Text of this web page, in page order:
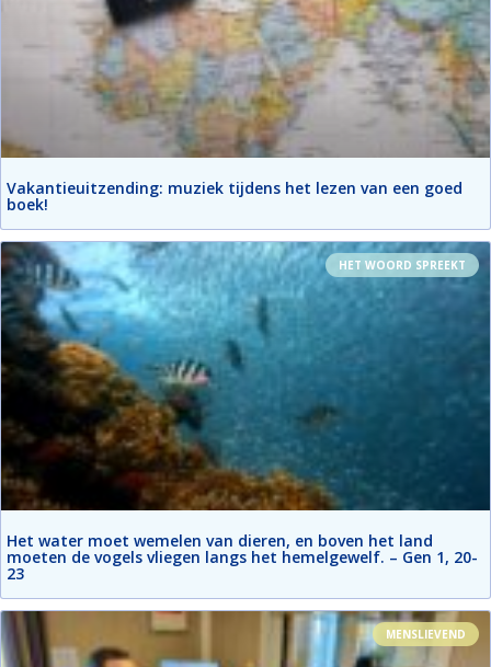
Vakantieuitzending: muziek tijdens het lezen van een goed
boek!
HET WOORD SPREEKT
Het water moet wemelen van dieren, en boven het land
moeten de vogels vliegen langs het hemelgewelf. – Gen 1, 20-
23
MENSLIEVEND